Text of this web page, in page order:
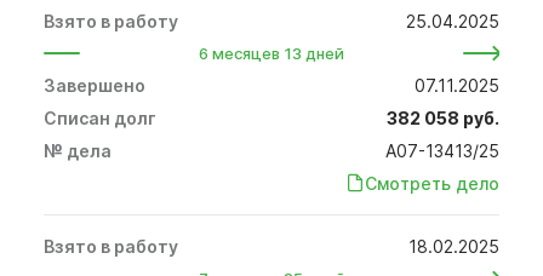
25.04.2025
6 месяцев 13 дней
07.11.2025
382 058 руб.
А07-13413/25
Смотреть дело
18.02.2025